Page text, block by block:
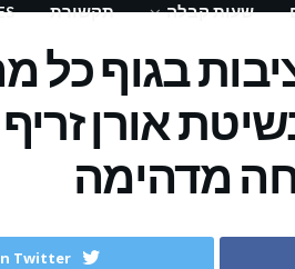
שעות קבלה תקשורת
בגוף כל
אורן
מדהימה
Twitter